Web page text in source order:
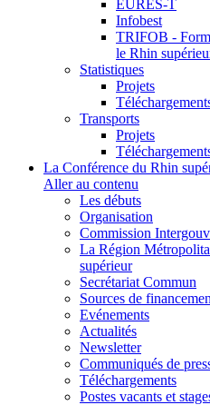
EURES-T
Infobest
TRIFOB -
le Rhin
Statistiques
Projets
Transports
Projets
La Conférence du Rhin
Aller au contenu
Les débuts
Organisation
Commission
La Région
supérieur
Secrétariat Commun
Sources de
Evénements
Actualités
Newsletter
Communiqués de
Téléchargements
Postes vacants et